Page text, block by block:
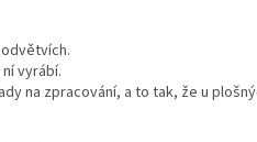
vyrábí.
na zpracování, a to tak, že u